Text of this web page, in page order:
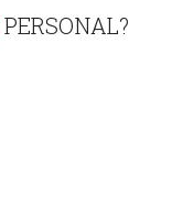
PERSONAL?